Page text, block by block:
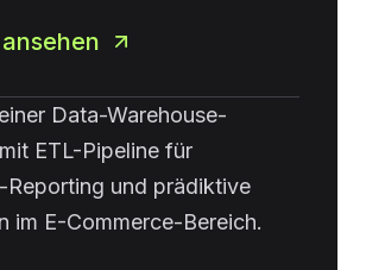
Data-Warehouse-
ETL-Pipeline für
Reporting und prädiktive
im E-Commerce-Bereich.